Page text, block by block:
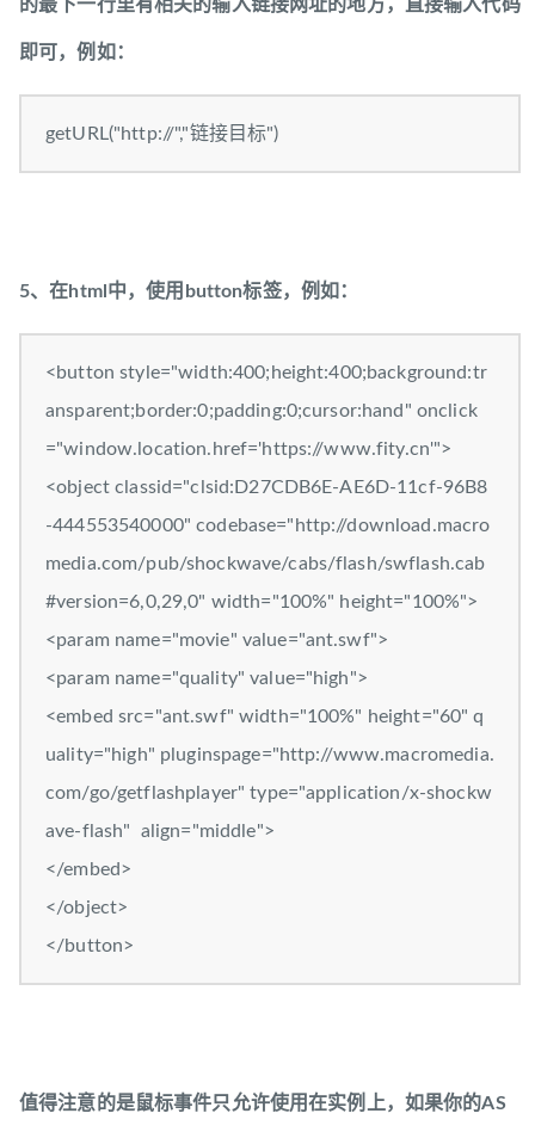
的最下一行里有相关的输入链接网址的地方，直接输入代码
即可，例如：
getURL("http://","链接目标")
5、在html中，使用button标签，例如：
<button style="width:400;height:400;background:tr
ansparent;border:0;padding:0;cursor:hand" onclick
="window.location.href='https://www.fity.cn'">
<object classid="clsid:D27CDB6E-AE6D-11cf-96B8
-444553540000" codebase="http://download.macro
media.com/pub/shockwave/cabs/flash/swflash.cab
#version=6,0,29,0" width="100%" height="100%">
<param name="movie" value="ant.swf">
<param name="quality" value="high">
<embed src="ant.swf" width="100%" height="60" q
uality="high" pluginspage="http://www.macromedia.
com/go/getflashplayer" type="application/x-shockw
ave-flash" align="middle">
</embed>
</object>
</button>
值得注意的是鼠标事件只允许使用在实例上，如果你的AS